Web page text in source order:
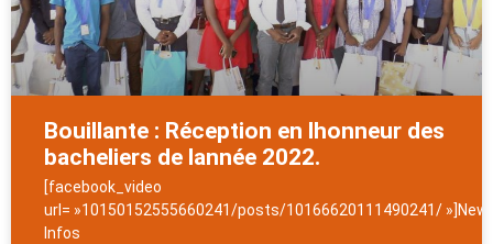
Bouillante : Réception en lhonneur des
bacheliers de lannée 2022.
[facebook_video
url= »10150152555660241/posts/10166620111490241/
Infos